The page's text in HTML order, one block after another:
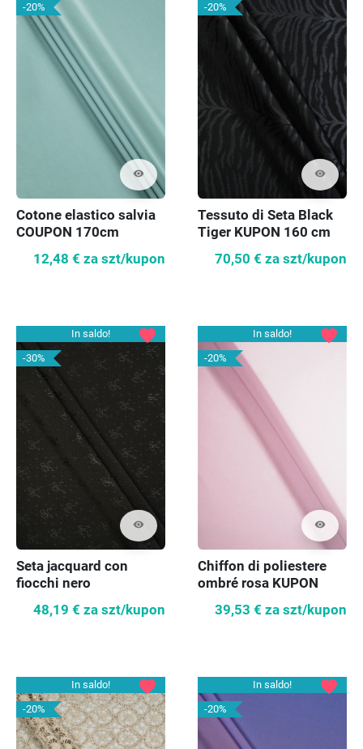
-20%
visibility
Cotone elastico salvia
COUPON 170cm
12,48 € za szt/kupon
-20%
visibility
Tessuto di Seta Black
Tiger KUPON 160 cm
70,50 € za szt/kupon
In saldo!
-30%
visibility
favorite
Seta jacquard con
fiocchi nero
48,19 € za szt/kupon
In saldo!
-20%
visibility
favorite
Chiffon di poliestere
ombré rosa KUPON
39,53 € za szt/kupon
In saldo!
-20%
favorite
In saldo!
-20%
favorite